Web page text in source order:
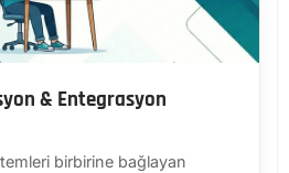
& Entegrasyon
birbirine bağlayan